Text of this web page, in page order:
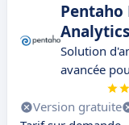
Pentaho
Analytics
Solution
avancée
Version gratuite